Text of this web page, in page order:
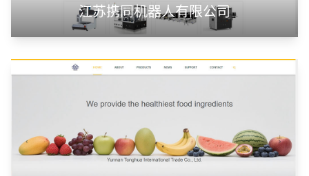
江苏携同机器人有限公司